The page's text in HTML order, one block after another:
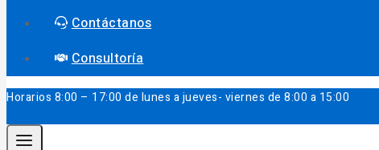
Contáctanos
Consultoría
Horarios 8:00 – 17:00 de lunes a jueves- viernes de 8:00 a 15:00